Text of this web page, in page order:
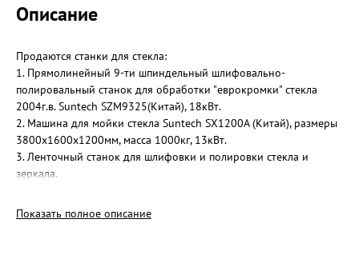
Описание
Продаются станки для стекла:
1. Прямолинейный 9-ти шпиндельный шлифовально-
полировальный станок для обработки "еврокромки" стекла
2004г.в. Suntech SZM9325(Китай), 18кВт.
2. Машина для мойки стекла Suntech SX1200A (Китай), размеры
3800х1600х1200мм, масса 1000кг, 13кВт.
3. Ленточный станок для шлифовки и полировки стекла и
зеркала.
Показать полное описание